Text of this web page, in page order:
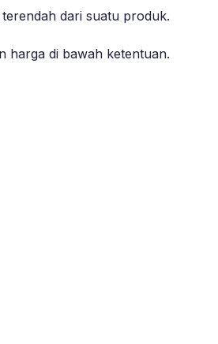
dari suatu produk.
harga di bawah ketentuan.